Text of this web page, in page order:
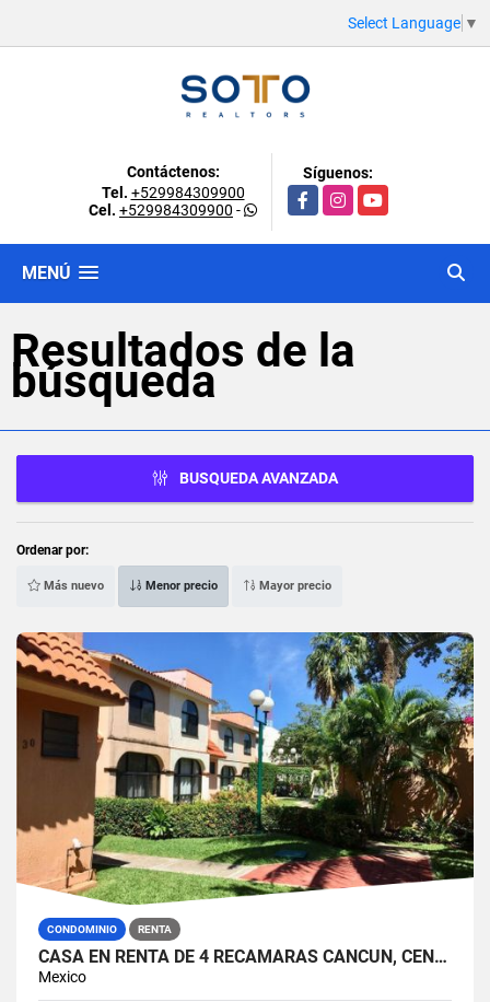
Select Language ▼
Contáctenos:
Tel. +529984309900
Cel. +529984309900 -
Síguenos:
FacebookInstagramYouTube
MENÚ
Resultados de la
búsqueda
BUSQUEDA AVANZADA
Ordenar por:
Más nuevo Menor precio Mayor precio
CONDOMINIO RENTA
CASA EN RENTA DE 4 RECAMARAS CANCUN, CENTRO, RESIDENCIAL IBIZA POR COSTCO
Mexico